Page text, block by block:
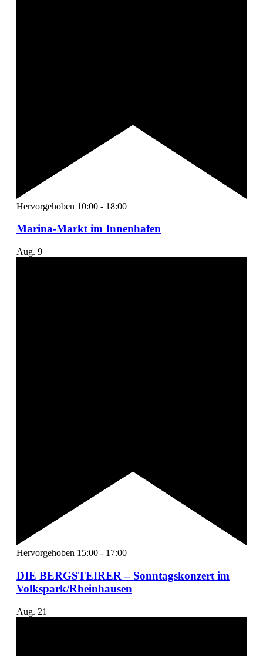
Hervorgehoben 10:00 - 18:00
Marina-Markt im Innenhafen
Aug. 9
Hervorgehoben 15:00 - 17:00
DIE BERGSTEIRER – Sonntagskonzert im
Volkspark/Rheinhausen
Aug. 21